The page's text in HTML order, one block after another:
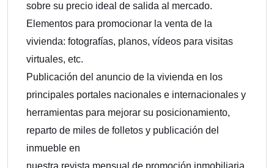
sobre su precio ideal de salida al mercado.
Elementos para promocionar la venta de la
vivienda: fotografías, planos, vídeos para visitas
virtuales, etc.
Publicación del anuncio de la vivienda en los
principales portales nacionales e internacionales y
herramientas para mejorar su posicionamiento,
reparto de miles de folletos y publicación del
inmueble en
nuestra revista mensual de promoción inmobiliaria